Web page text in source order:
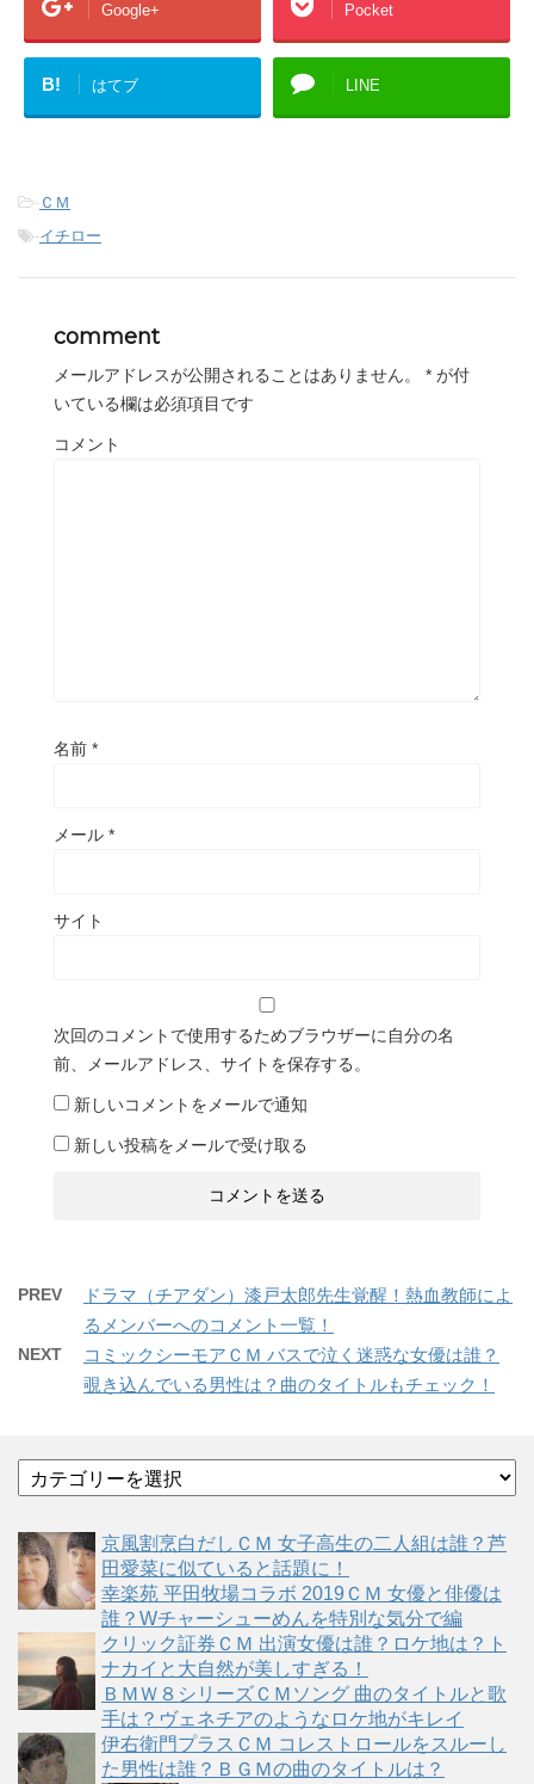
Google+ Pocket
B! はてブ LINE
- ＣＭ
-イチロー
comment
メールアドレスが公開されることはありません。 * が付
いている欄は必須項目です
コメント
名前 *
メール *
サイト
次回のコメントで使用するためブラウザーに自分の名
前、メールアドレス、サイトを保存する。
新しいコメントをメールで通知
新しい投稿をメールで受け取る
PREV
ドラマ（チアダン）漆戸太郎先生覚醒！熱血教師によ
るメンバーへのコメント一覧！
NEXT
コミックシーモアＣＭ バスで泣く迷惑な女優は誰？
覗き込んでいる男性は？曲のタイトルもチェック！
テ
リ
ー
京風割烹白だしＣＭ 女子高生の二人組は誰？芦
田愛菜に似ていると話題に！
幸楽苑 平田牧場コラボ 2019ＣＭ 女優と俳優は
誰？Wチャーシューめんを特別な気分で編
クリック証券ＣＭ 出演女優は誰？ロケ地は？ト
ナカイと大自然が美しすぎる！
ＢＭＷ８シリーズＣＭソング 曲のタイトルと歌
手は？ヴェネチアのようなロケ地がキレイ
伊右衛門プラスＣＭ コレストロールをスルーし
た男性は誰？ＢＧＭの曲のタイトルは？